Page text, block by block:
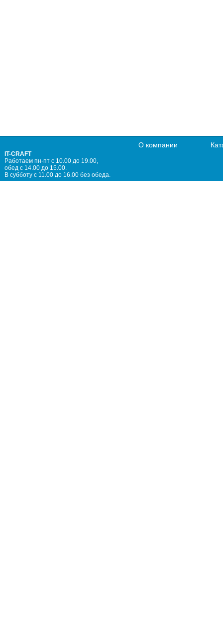
IT-CRAFT
Работаем пн-пт с 10.00 до 19.00,
обед с 14.00 до 15.00.
В субботу с 11.00 до 16.00 без обеда.
О компании